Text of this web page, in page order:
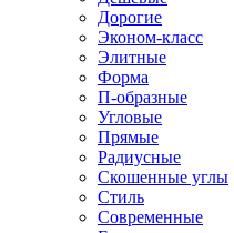
Дорогие
Эконом-класс
Элитные
Форма
П-образные
Угловые
Прямые
Радиусные
Скошенные углы
Стиль
Современные